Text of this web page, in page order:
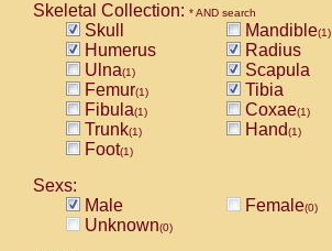
Skeletal Collection: * AND search
Skull Mandible(1)
Humerus
Radius
Ulna(1)
Scapula
Femur(1)
Tibia
Fibula(1) Coxae(1)
Trunk(1) Hand(1)
Foot(1)
Sexs:
Male
Female(0)
Unknown(0)